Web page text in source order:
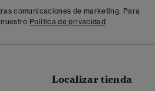
comunicaciones de marketing. Para
Política de privacidad
Localizar tienda